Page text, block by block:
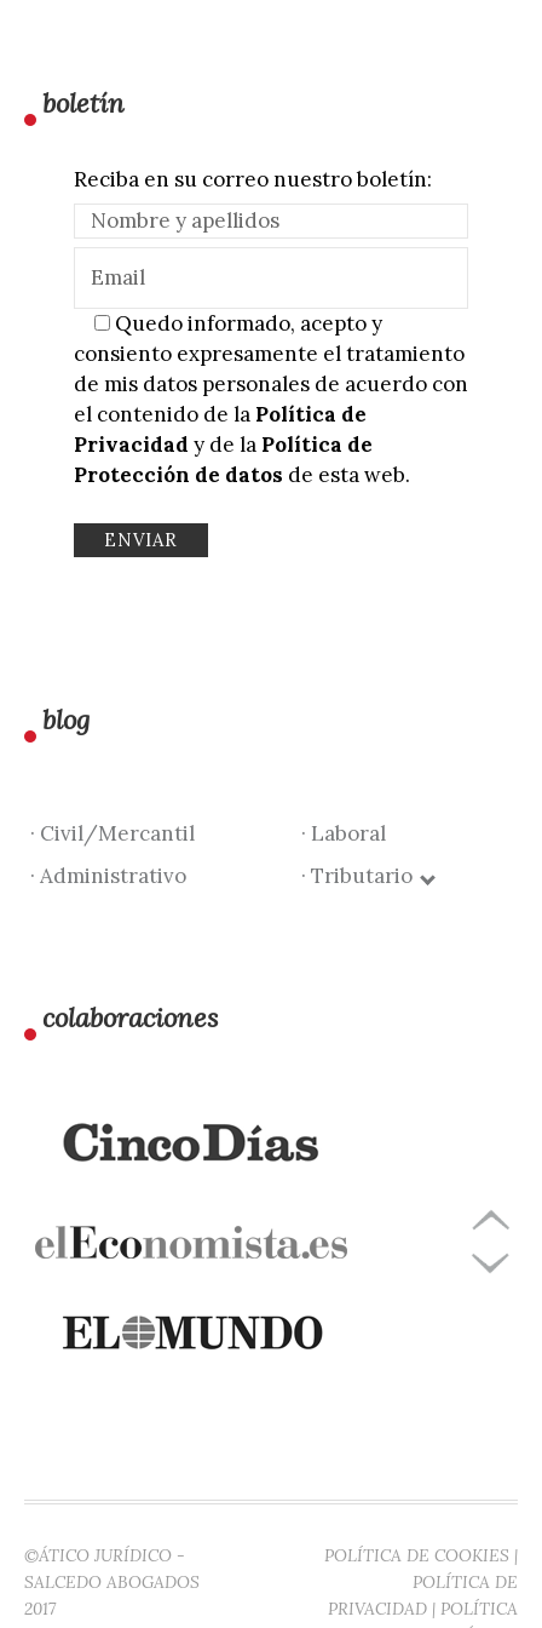
boletín
Reciba en su correo nuestro boletín:
Quedo informado, acepto y
consiento expresamente el tratamiento
de mis datos personales de acuerdo con
el contenido de la Política de
Privacidad y de la Política de
Protección de datos de esta web.
blog
· Civil/Mercantil
· Laboral
· Administrativo
· Tributario
colaboraciones
©ÁTICO JURÍDICO -
SALCEDO ABOGADOS
2017
POLÍTICA DE COOKIES |
POLÍTICA DE
PRIVACIDAD | POLÍTICA